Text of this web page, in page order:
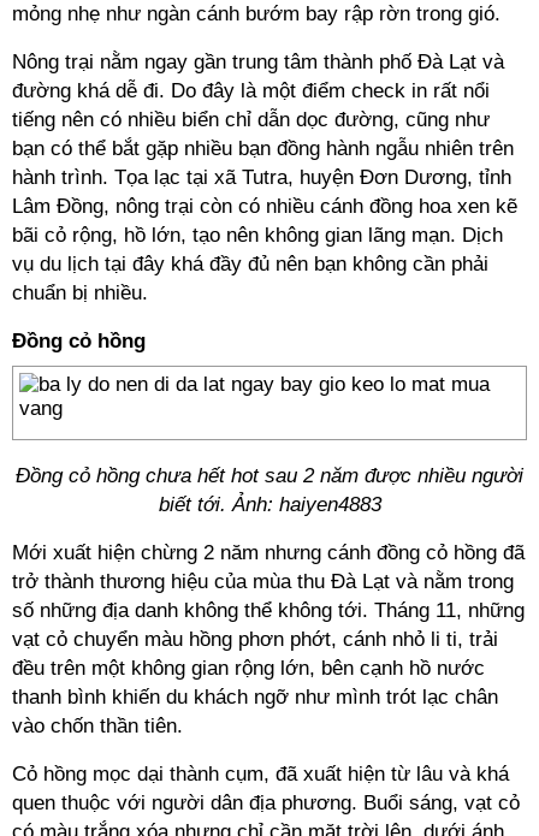
mỏng nhẹ như ngàn cánh bướm bay rập rờn trong gió.
Nông trại nằm ngay gần trung tâm thành phố Đà Lạt và
đường khá dễ đi. Do đây là một điểm check in rất nổi
tiếng nên có nhiều biển chỉ dẫn dọc đường, cũng như
bạn có thể bắt gặp nhiều bạn đồng hành ngẫu nhiên trên
hành trình. Tọa lạc tại xã Tutra, huyện Đơn Dương, tỉnh
Lâm Đồng, nông trại còn có nhiều cánh đồng hoa xen kẽ
bãi cỏ rộng, hồ lớn, tạo nên không gian lãng mạn. Dịch
vụ du lịch tại đây khá đầy đủ nên bạn không cần phải
chuẩn bị nhiều.
Đồng cỏ hồng
Đồng cỏ hồng chưa hết hot sau 2 năm được nhiều người
biết tới. Ảnh: haiyen4883
Mới xuất hiện chừng 2 năm nhưng cánh đồng cỏ hồng đã
trở thành thương hiệu của mùa thu Đà Lạt và nằm trong
số những địa danh không thể không tới. Tháng 11, những
vạt cỏ chuyển màu hồng phơn phớt, cánh nhỏ li ti, trải
đều trên một không gian rộng lớn, bên cạnh hồ nước
thanh bình khiến du khách ngỡ như mình trót lạc chân
vào chốn thần tiên.
Cỏ hồng mọc dại thành cụm, đã xuất hiện từ lâu và khá
quen thuộc với người dân địa phương. Buổi sáng, vạt cỏ